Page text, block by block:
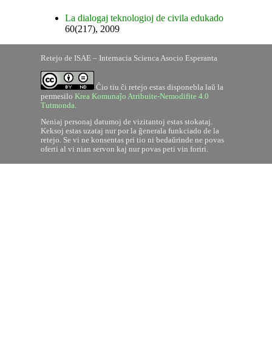
La dialogaj teknologioj de civila edukado
60(217), 2009
Retejo de ISAE – Internacia Scienca Asocio Esperanta
Ĉio tiu ĉi retejo estas disponebla laŭ la
permesiloKrea Komunaĵo Atribuite-Nemodifite 4.0
Tutmonda
Neniaj personaj datumoj de vizitantoj estas stokataj.
Keksoj estas uzataj nur por la ĝenerala funkciado de la
retejo. Se vi ne konsentas pri tio ni bedaŭrinde ne povas
oferti al vi nian servon kaj nur povas peti vin foriri.